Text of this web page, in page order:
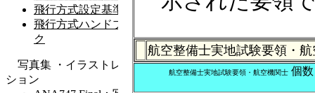
航空整備士実地試験要領・
航空整備士実地試験要領・航空機関士 個